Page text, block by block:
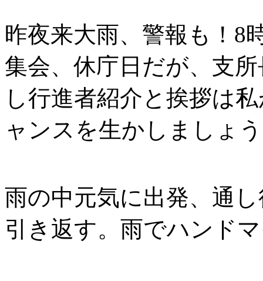
昨夜来大雨、警報も！8
集会、休庁日だが、支
し行進者紹介と挨拶は
ャンスを生かしましょ
雨の中元気に出発、通
引き返す。雨でハンド